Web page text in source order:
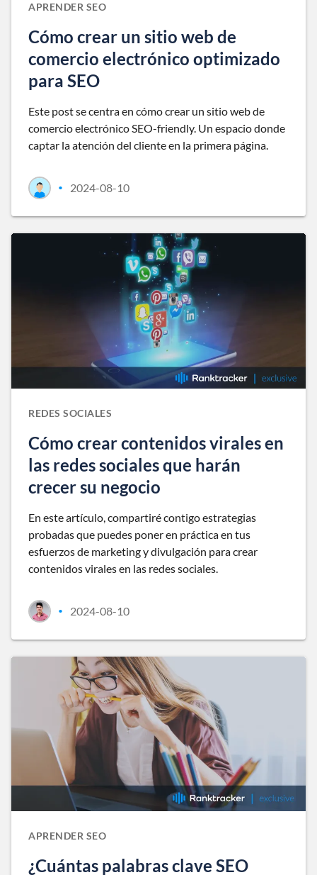
APRENDER SEO
Cómo crear un sitio web de
comercio electrónico optimizado
para SEO
Este post se centra en cómo crear un sitio web de
comercio electrónico SEO-friendly. Un espacio donde
captar la atención del cliente en la primera página.
• 2024-08-10
REDES SOCIALES
Cómo crear contenidos virales en
las redes sociales que harán
crecer su negocio
En este artículo, compartiré contigo estrategias
probadas que puedes poner en práctica en tus
esfuerzos de marketing y divulgación para crear
contenidos virales en las redes sociales.
• 2024-08-10
APRENDER SEO
¿Cuántas palabras clave SEO